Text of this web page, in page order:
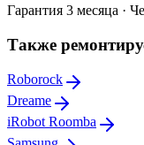
Гарантия 3 месяца ·
Также
Roborock
Dreame
iRobot Roomba